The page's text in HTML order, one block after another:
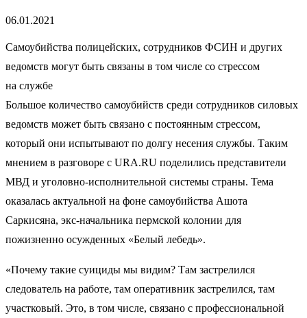
06.01.2021
Самоубийства полицейских, сотрудников ФСИН и других
ведомств могут быть связаны в том числе со стрессом
на службе
Большое количество самоубийств среди сотрудников силовых
ведомств может быть связано с постоянным стрессом,
который они испытывают по долгу несения службы. Таким
мнением в разговоре с URA.RU поделились представители
МВД и уголовно-исполнительной системы страны. Тема
оказалась актуальной на фоне самоубийства Ашота
Саркисяна, экс-начальника пермской колонии для
пожизненно осужденных «Белый лебедь».
«Почему такие суициды мы видим? Там застрелился
следователь на работе, там оперативник застрелился, там
участковый. Это, в том числе, связано с профессиональной